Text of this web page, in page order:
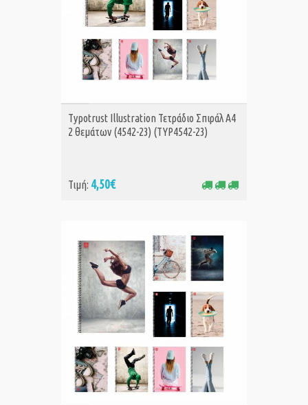
ΑΓΟΡΑ
Typotrust Illustration Τετράδιο Σπιράλ A4
2 θεμάτων (4542-23) (TYP4542-23)
Τιμή: 4,50€